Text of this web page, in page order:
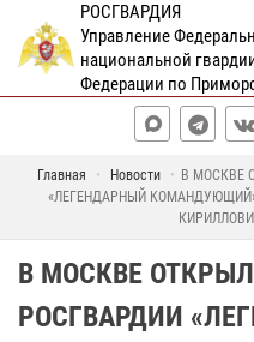
РОСГВАРДИЯ
Управление
национальной
Федерации по
Главная Новости
В МОСКВЕ
«ЛЕГЕНДАРНЫЙ
В МОСКВЕ
РОСГВАРДИИ